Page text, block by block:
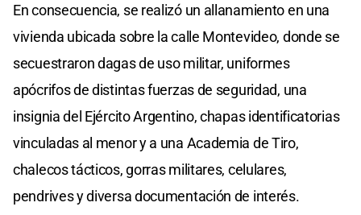
En consecuencia, se realizó un allanamiento en una
vivienda ubicada sobre la calle Montevideo, donde se
secuestraron dagas de uso militar, uniformes
apócrifos de distintas fuerzas de seguridad, una
insignia del Ejército Argentino, chapas identificatorias
vinculadas al menor y a una Academia de Tiro,
chalecos tácticos, gorras militares, celulares,
pendrives y diversa documentación de interés.